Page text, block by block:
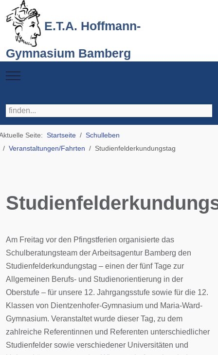
E.T.A. Hoffmann-
Gymnasium Bamberg
Mobile Menu Toggle
Seite: Startseite
Schulleben
Veranstaltungen/Fahrten
Studienfelderkundungstag
Am Freitag vor den Pfingstferien organisierte das
Schulberatungsteam der Arbeitsagentur Bamberg den
Studienfelderkundungstag – einen der fünf Tage zur
Allgemeinen Berufs- und Studienorientierung in der
Oberstufe – für unsere 12. Jahrgangsstufe sowie für die 12.
Klassen von Dientzenhofer-Gymnasium und Maria-Ward-
Gymnasium. Veranstaltet wurde dieser Tag, zu dem
zahlreiche Referentinnen und Referenten unterschiedlicher
Studienfelder sowie verschiedener Universitäten und